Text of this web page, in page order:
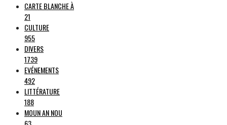
CARTE BLANCHE À
21
CULTURE
955
DIVERS
1739
EVÉNEMENTS
492
LITTÉRATURE
188
MOUN AN NOU